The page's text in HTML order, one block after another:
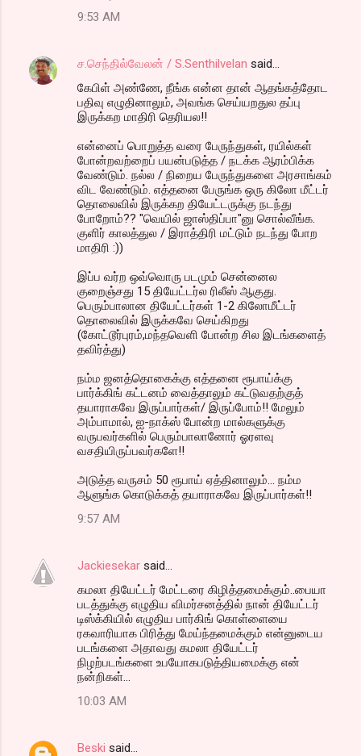
9:53 AM
ச.செந்தில்வேலன் / S.Senthilvelan said…
கேபிள் அண்ணே, நீங்க என்ன தான் ஆதங்கத்தோட
பதிவு எழுதினாலும், அவங்க செய்யறதுல தப்பு
இருக்கற மாதிரி தெரியல!!
என்னைப் பொறுத்த வரை பேருந்துகள், ரயில்கள்
போன்றவற்றைப் பயன்படுத்த / நடக்க ஆரம்பிக்க
வேண்டும். நல்ல / நிறைய பேருந்துகளை அரசாங்கம்
விட வேண்டும். எத்தனை பேருங்க ஒரு கிலோ மீட்டர்
தொலைவில் இருக்கற தியேட்டருக்கு நடந்து
போறோம்?? "வெயில் ஜாஸ்திப்பா"னு சொல்வீங்க.
குளிர் காலத்துல / இராத்திரி மட்டும் நடந்து போற
மாதிரி :))
இப்ப வர்ற ஒவ்வொரு படமும் சென்னைல
குறைஞ்சது 15 தியேட்டர்ல ரிலீஸ் ஆகுது.
பெரும்பாலான தியேட்டர்கள் 1-2 கிலோமீட்டர்
தொலைவில் இருக்கவே செய்கிறது
(கோட்டூர்புரம்,மந்தவெளி போன்ற சில இடங்களைத்
தவிர்த்து)
நம்ம ஜனத்தொகைக்கு எத்தனை ரூபாய்க்கு
பார்க்கிங் கட்டனம் வைத்தாலும் கட்டுவதற்குத்
தயாராகவே இருப்பார்கள்/ இருப்போம்!! மேலும்
அம்பாமால், ஐ-நாக்ஸ் போன்ற மால்களுக்கு
வருபவர்களில் பெரும்பாலானோர் ஓரளவு
வசதியிருப்பவர்களே!!
அடுத்த வருசம் 50 ரூபாய் ஏத்தினாலும்... நம்ம
ஆளுங்க கொடுக்கத் தயாராகவே இருப்பார்கள்!!
9:57 AM
Jackiesekar said…
கமலா தியேட்டர் மேட்டரை கிழித்தமைக்கும்..பையா
படத்துக்கு எழுதிய விமர்சனத்தில் நான் தியேட்டர்
டிஸ்க்கியில் எழுதிய பார்கிங் கொள்ளையை
ரகவாரியாக பிரித்து மேய்ந்தமைக்கும் என்னுடைய
படங்களை அதாவது கமலா தியேட்டர்
நிழற்படங்களை உபயோகபடுத்தியமைக்கு என்
நன்றிகள்...
10:03 AM
Beski said…